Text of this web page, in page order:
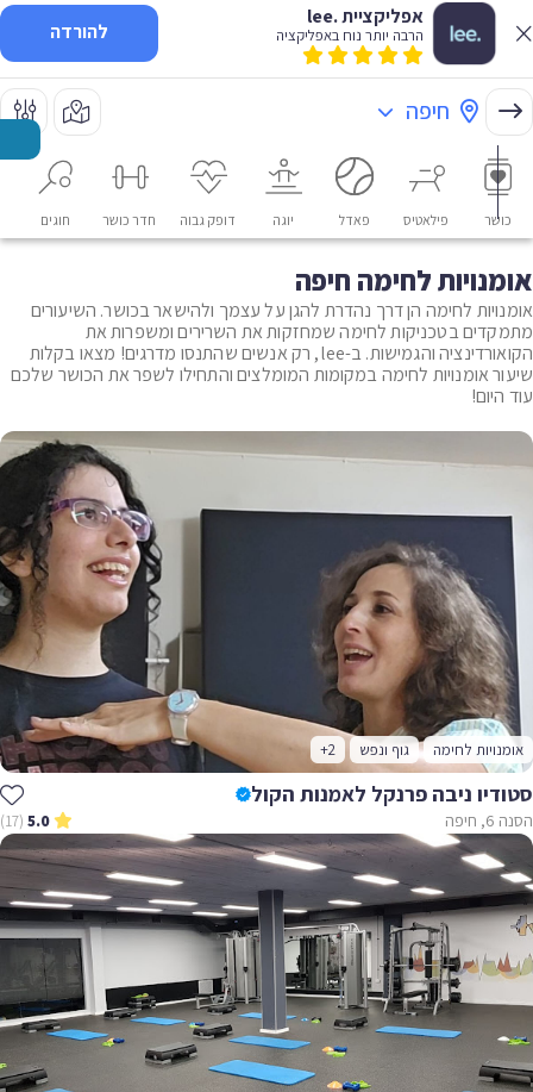
אפליקציית .lee
הרבה יותר נוח באפליקציה להורדה
חיפה
כושר פילאטיס פאדל יוגה דופק גבוה חדר כושר חוגים
אומנויות לחימה חיפה
אומנויות לחימה הן דרך נהדרת להגן על עצמך ולהישאר בכושר. השיעורים
מתמקדים בטכניקות לחימה שמחזקות את השרירים ומשפרות את
הקואורדינציה והגמישות. ב-lee, רק אנשים שהתנסו מדרגים! מצאו בקלות
שיעור אומנויות לחימה במקומות המומלצים והתחילו לשפר את הכושר שלכם
עוד היום!
אומנויות לחימה גוף ונפש +2
סטודיו ניבה פרנקל לאמנות הקול
הסנה 6, חיפה 5.0
(17)